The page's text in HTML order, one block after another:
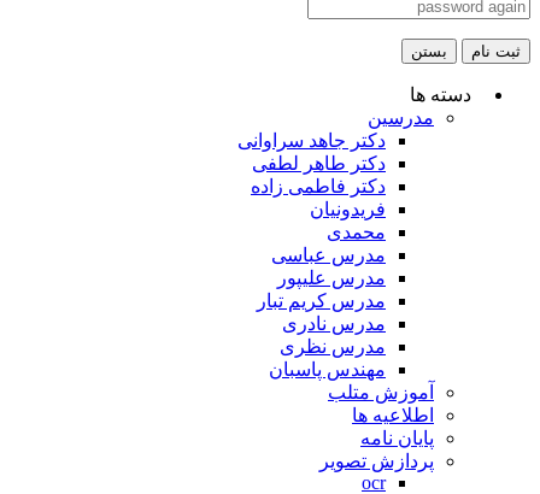
ثبت نام بستن
دسته ها
مدرسین
دکتر جاهد سراوانی
دکتر طاهر لطفی
دکتر فاطمی زاده
فریدونیان
محمدی
مدرس عباسی
مدرس علیپور
مدرس کریم تبار
مدرس نادری
مدرس نظری
مهندس پاسبان
آموزش متلب
اطلاعیه ها
پایان نامه
پردازش تصویر
ocr